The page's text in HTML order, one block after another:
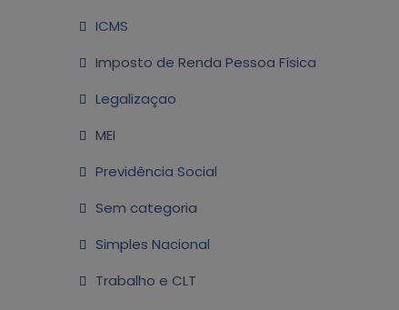
ICMS
Imposto de Renda Pessoa Física
Legalizaçao
MEI
Previdência Social
Sem categoria
Simples Nacional
Trabalho e CLT